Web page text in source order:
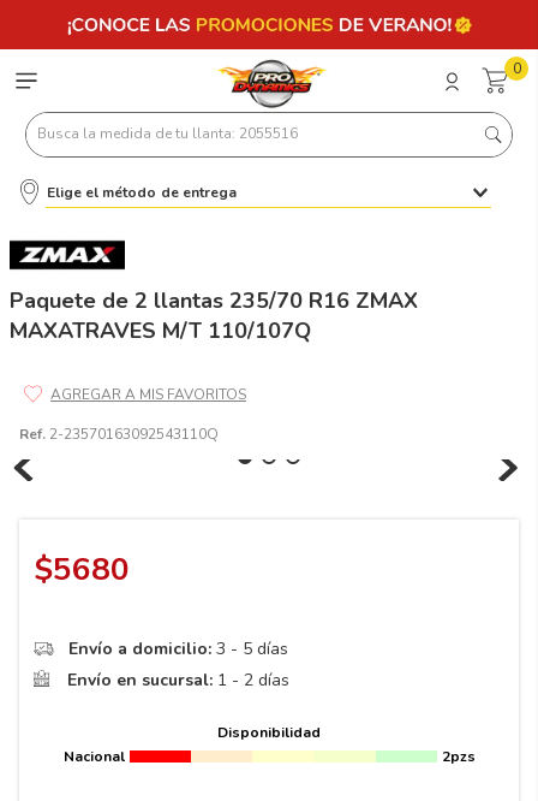
0
Busca la medida de tu llanta: 2055516
Elige el método de entrega
Paquete de 2 llantas 235/70 R16 ZMAX
MAXATRAVES M/T 110/107Q
Ref. 2-23570163092543110Q
$5680
Envío a domicilio: 3 - 5 días
Envío en sucursal: 1 - 2 días
Disponibilidad
Nacional
2pzs
Términos más buscados
2
3.225
6 205